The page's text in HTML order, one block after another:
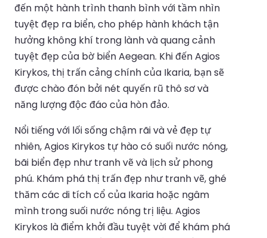
đến một hành trình thanh bình với tầm nhìn
tuyệt đẹp ra biển, cho phép hành khách tận
hưởng không khí trong lành và quang cảnh
tuyệt đẹp của bờ biển Aegean. Khi đến Agios
Kirykos, thị trấn cảng chính của Ikaria, bạn sẽ
được chào đón bởi nét quyến rũ thô sơ và
năng lượng độc đáo của hòn đảo.
Nổi tiếng với lối sống chậm rãi và vẻ đẹp tự
nhiên, Agios Kirykos tự hào có suối nước nóng,
bãi biển đẹp như tranh vẽ và lịch sử phong
phú. Khám phá thị trấn đẹp như tranh vẽ, ghé
thăm các di tích cổ của Ikaria hoặc ngâm
mình trong suối nước nóng trị liệu. Agios
Kirykos là điểm khởi đầu tuyệt vời để khám phá